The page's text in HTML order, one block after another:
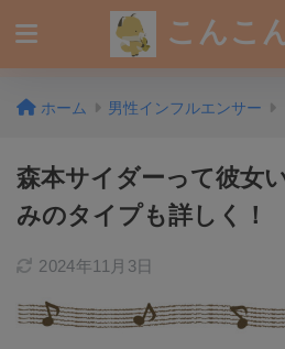
こんこ
ホーム 男性インフルエンサー
森本サイダーって彼女
みのタイプも詳しく！
2024年11月3日